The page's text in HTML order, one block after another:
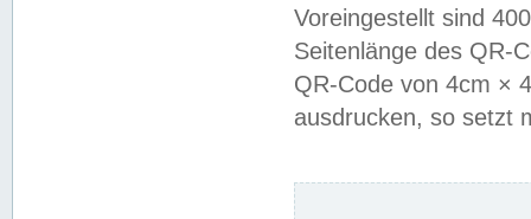
Voreingestellt sind
Seitenlänge des QR-
QR-Code von 4cm ×
ausdrucken, so setzt